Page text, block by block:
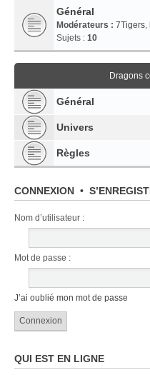
Général
Modérateurs : 7Tigers,
Sujets : 10
Dragons
Général
Univers
Règles
CONNEXION •
Nom d’utilisateur :
Mot de passe :
J’ai oublié mon mot de passe
QUI EST EN LIGNE